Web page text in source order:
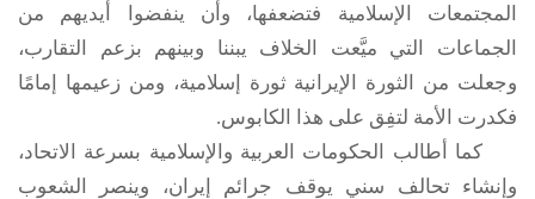
المجتمعات الإسلامية فتضعفها، وأن ينفضوا أيديهم من
الجماعات التي ميَّعت الخلاف يبننا وبينهم بزعم التقارب،
وجعلت من الثورة الإيرانية ثورة إسلامية، ومن زعيمها إمامًا
فكدرت الأمة لتفِق على هذا الكابوس.
كما أطالب الحكومات العربية والإسلامية بسرعة الاتحاد،
وإنشاء تحالف سني يوقف جرائم إيران، وينصر الشعوب